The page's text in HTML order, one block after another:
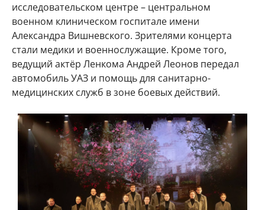
исследовательском центре – центральном
военном клиническом госпитале имени
Александра Вишневского. Зрителями концерта
стали медики и военнослужащие. Кроме того,
ведущий актёр Ленкома Андрей Леонов передал
автомобиль УАЗ и помощь для санитарно-
медицинских служб в зоне боевых действий.